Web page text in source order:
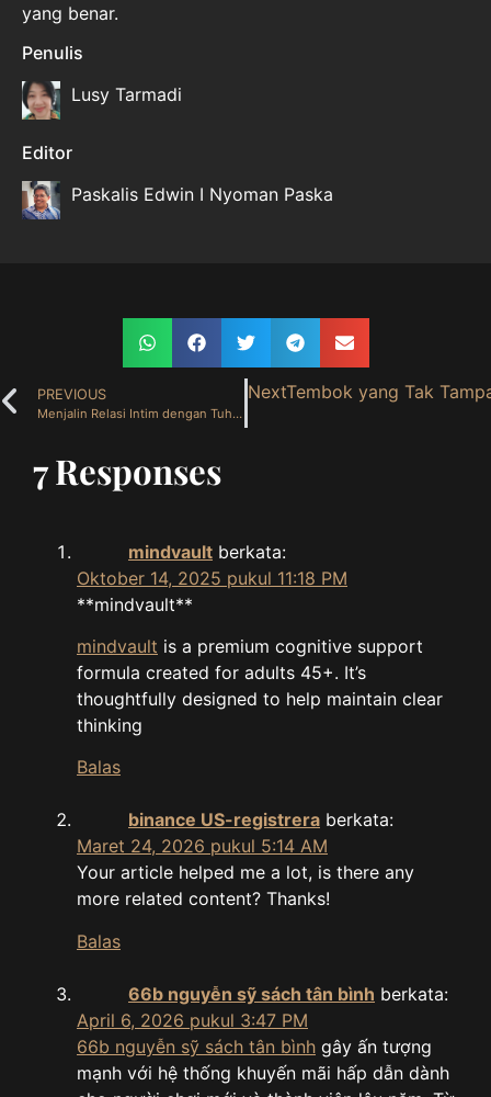
yang benar.
Penulis
Lusy Tarmadi
Editor
Paskalis Edwin I Nyoman Paska
PREVIOUS
Menjalin Relasi Intim dengan Tuhan ( 25 September 2025 )
NextTembok yang Tak
7 Responses
mindvault berkata:
Oktober 14, 2025 pukul 11:18 PM
** mindvault**
mindvault is a premium cognitive support
formula created for adults 45+. It’s
thoughtfully designed to help maintain clear
thinking
Balas
binance US-registrera berkata:
Maret 24, 2026 pukul 5:14 AM
Your article helped me a lot, is there any
more related content? Thanks!
Balas
66b nguyễn sỹ sách tân bình berkata:
April 6, 2026 pukul 3:47 PM
66b nguyễn sỹ sách tân bình gây ấn tượng
mạnh với hệ thống khuyến mãi hấp dẫn dành